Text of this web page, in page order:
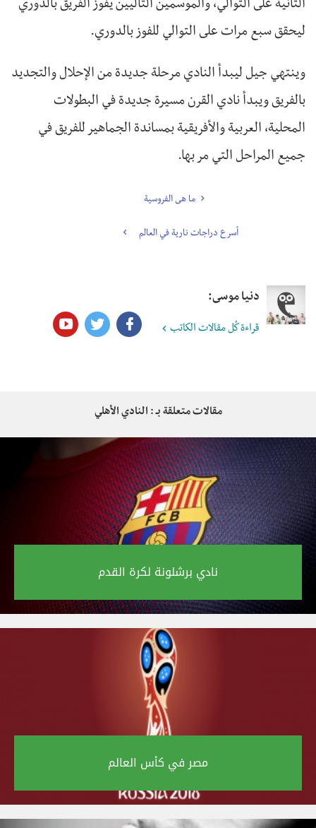
الثانية على التوالي، والموسمين التاليين يفوز الفريق بالدوري
ليحقق سبع مرات على التوالي للفوز بالدوري.
وينتهي جيل ليبدأ النادي مرحلة جديدة من الإحلال والتجديد
بالفريق ويبدأ نادي القرن مسيرة جديدة في البطولات
المحلية، العربية والأفريقية بمساندة الجماهير للفريق في
جميع المراحل التي مر بها.
ما هى الفروسية
أسرع دراجات نارية في العالم
دنيا موسى:
قراءة كُل مقالات الكاتب
مقالات متعلقة بـ : النادي الأهلي
نادي برشلونة لكرة القدم‎
مصر في كأس العالم‎